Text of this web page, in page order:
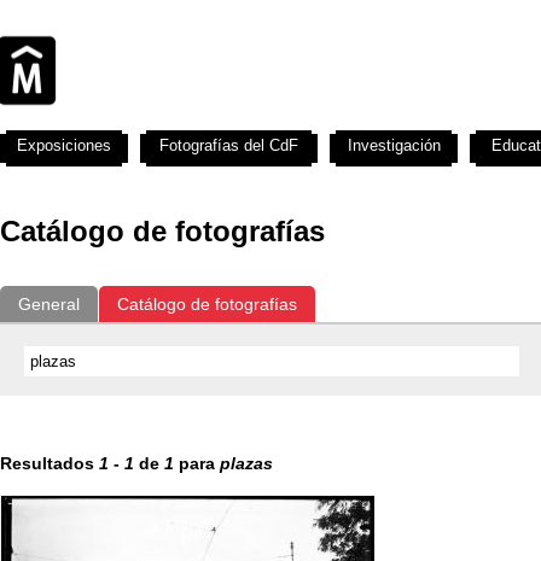
Catálogo de fotografías
General Catálogo de fotografías
Resultados 1 - 1 de 1 para plazas
Exposiciones Fotografías del CdF Investigación